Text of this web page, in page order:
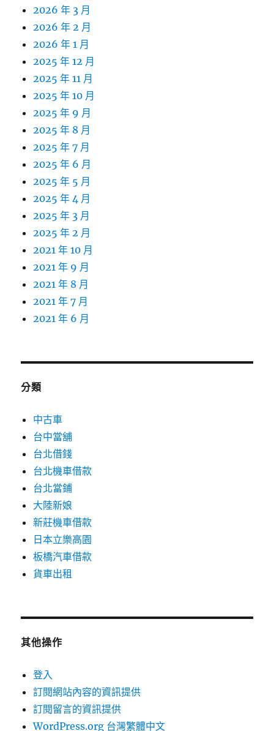
2026 年 3 月
2026 年 2 月
2026 年 1 月
2025 年 12 月
2025 年 11 月
2025 年 10 月
2025 年 9 月
2025 年 8 月
2025 年 7 月
2025 年 6 月
2025 年 5 月
2025 年 4 月
2025 年 3 月
2025 年 2 月
2021 年 10 月
2021 年 9 月
2021 年 8 月
2021 年 7 月
2021 年 6 月
分類
中古車
台中當舖
台北借錢
台北機車借款
台北當鋪
大陸新娘
新莊機車借款
日本立樂高園
板橋汽車借款
貨車出租
其他操作
登入
訂閱網站內容的資訊提供
訂閱留言的資訊提供
WordPress.org 台灣繁體中文